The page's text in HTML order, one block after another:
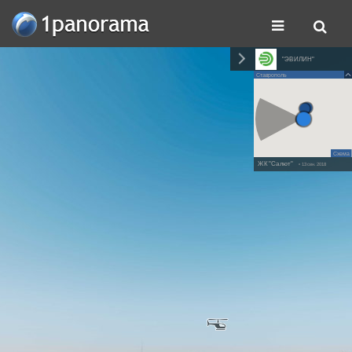
"ЭВИЛИН"
Ставрополь
Схема
ЖК "Салют"• 13 сен. 2018